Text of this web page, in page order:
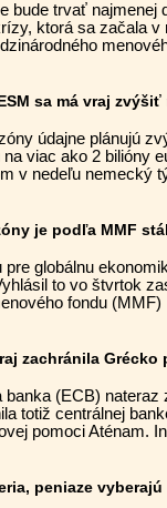
bude trvať najmenej
ktorá sa začala v
sa má vraj
údajne plánujú
viac ako 2 bilióny
v nedeľu nemecký
je podľa MMF
pre globálnu
to vo štvrtok
fondu (MMF)
zachránila Grécko
banka (ECB)
totiž centrálnej
pomoci Aténam.
peniaze